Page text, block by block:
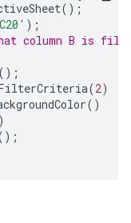
();
);
column B is
();
(2)
()